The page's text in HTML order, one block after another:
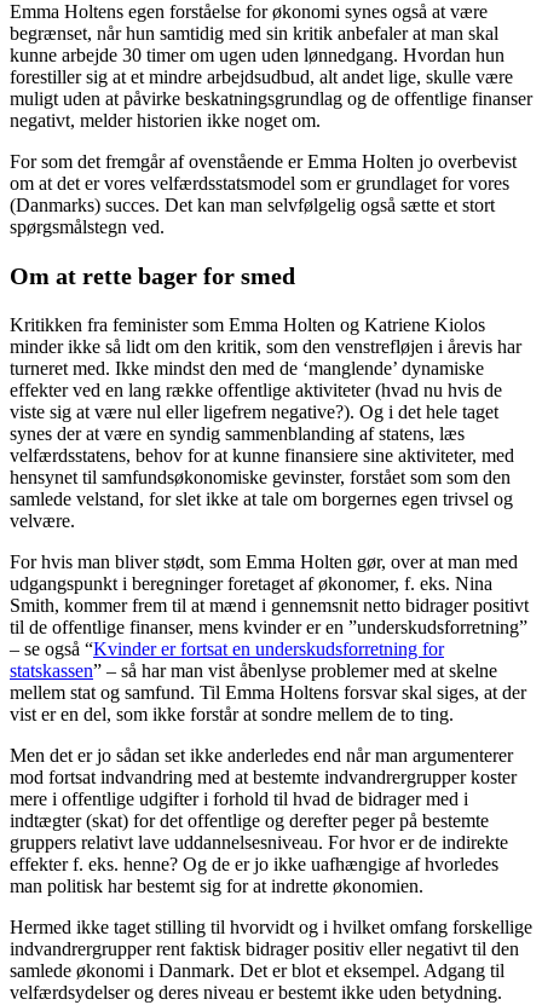
Emma Holtens egen forståelse for økonomi synes også at være
begrænset, når hun samtidig med sin kritik anbefaler at man skal
kunne arbejde 30 timer om ugen uden lønnedgang. Hvordan hun
forestiller sig at et mindre arbejdsudbud, alt andet lige, skulle være
muligt uden at påvirke beskatningsgrundlag og de offentlige finanser
negativt, melder historien ikke noget om.
For som det fremgår af ovenstående er Emma Holten jo overbevist
om at det er vores velfærdsstatsmodel som er grundlaget for vores
(Danmarks) succes. Det kan man selvfølgelig også sætte et stort
spørgsmålstegn ved.
Om at rette bager for smed
Kritikken fra feminister som Emma Holten og Katriene Kiolos
minder ikke så lidt om den kritik, som den venstrefløjen i årevis har
turneret med. Ikke mindst den med de ‘manglende’ dynamiske
effekter ved en lang række offentlige aktiviteter (hvad nu hvis de
viste sig at være nul eller ligefrem negative?). Og i det hele taget
synes der at være en syndig sammenblanding af statens, læs
velfærdsstatens, behov for at kunne finansiere sine aktiviteter, med
hensynet til samfundsøkonomiske gevinster, forstået som som den
samlede velstand, for slet ikke at tale om borgernes egen trivsel og
velvære.
For hvis man bliver stødt, som Emma Holten gør, over at man med
udgangspunkt i beregninger foretaget af økonomer, f. eks. Nina
Smith, kommer frem til at mænd i gennemsnit netto bidrager positivt
til de offentlige finanser, mens kvinder er en ”underskudsforretning”
– se også “Kvinder er fortsat en underskudsforretning for
statskassen” – så har man vist åbenlyse problemer med at skelne
mellem stat og samfund. Til Emma Holtens forsvar skal siges, at der
vist er en del, som ikke forstår at sondre mellem de to ting.
Men det er jo sådan set ikke anderledes end når man argumenterer
mod fortsat indvandring med at bestemte indvandrergrupper koster
mere i offentlige udgifter i forhold til hvad de bidrager med i
indtægter (skat) for det offentlige og derefter peger på bestemte
gruppers relativt lave uddannelsesniveau. For hvor er de indirekte
effekter f. eks. henne? Og de er jo ikke uafhængige af hvorledes
man politisk har bestemt sig for at indrette økonomien.
Hermed ikke taget stilling til hvorvidt og i hvilket omfang forskellige
indvandrergrupper rent faktisk bidrager positiv eller negativt til den
samlede økonomi i Danmark. Det er blot et eksempel. Adgang til
velfærdsydelser og deres niveau er bestemt ikke uden betydning.